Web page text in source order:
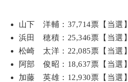
山下 洋輔：37,714票【当選】
浜田 穂積：25,346票【当選】
松崎 太洋：22,085票【当選】
阿部 俊昭：18,637票【当選】
加藤 英雄：12,930票【当選】